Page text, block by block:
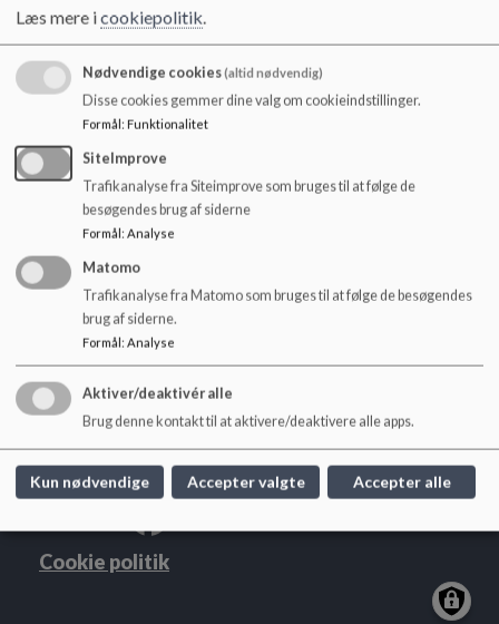
-
Dokumenter
Principper for USU_0.pdf
Kildebakkeskolen
Soldalen 8, 7480 Vildbjerg
kildebakkeskolen@herning.dk
+45 9628 7690
EAN NR.
5798005550839
Tilgængelighedserklæring
Sitemap
Cookie politik
Læs mere icookiepolitik.
Nødvendige cookies(altid nødvendig)
Disse cookies gemmer dine valg om cookieindstillinger.
Formål: Funktionalitet
SiteImprove
Trafikanalyse fra Siteimprove som bruges til at følge de
besøgendes brug af siderne
Formål: Analyse
Matomo
Trafikanalyse fra Matomo som bruges til at følge de besøgendes
brug af siderne.
Formål: Analyse
Aktiver/deaktivér alle
Brug denne kontakt til at aktivere/deaktivere alle apps.
Kun nødvendige Accepter valgte Accepter alle